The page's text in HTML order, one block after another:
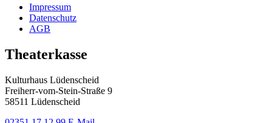
Impressum
Datenschutz
AGB
Theaterkasse
Kulturhaus Lüdenscheid
Freiherr-vom-Stein-Straße 9
58511 Lüdenscheid